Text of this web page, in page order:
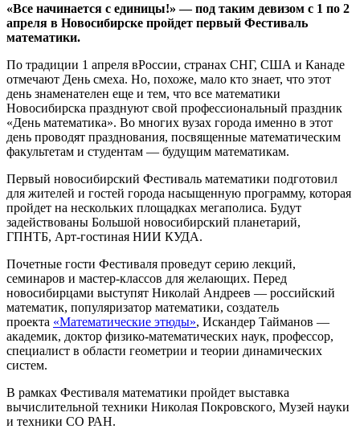
«Все начинается с единицы!» — под таким девизом с 1 по 2
апреля в Новосибирске пройдет первый Фестиваль
математики.
По традиции 1 апреля вРоссии, странах СНГ, США и Канаде
отмечают День смеха. Но, похоже, мало кто знает, что этот
день знаменателен еще и тем, что все математики
Новосибирска празднуют свой профессиональный праздник
«День математика». Во многих вузах города именно в этот
день проводят празднования, посвященные математическим
факультетам и студентам — будущим математикам.
Первый новосибирский Фестиваль математики подготовил
для жителей и гостей города насыщенную программу, которая
пройдет на нескольких площадках мегаполиса. Будут
задействованы Большой новосибирский планетарий,
ГПНТБ, Арт-гостиная НИИ КУДА.
Почетные гости Фестиваля проведут серию лекций,
семинаров и мастер-классов для желающих. Перед
новосибирцами выступят Николай Андреев — российский
математик, популяризатор математики, создатель
проекта «Математические этюды», Искандер Тайманов —
академик, доктор физико-математических наук, профессор,
специалист в области геометрии и теории динамических
систем.
В рамках Фестиваля математики пройдет выставка
вычислительной техники Николая Покровского, Музей науки
и техники СО РАН.